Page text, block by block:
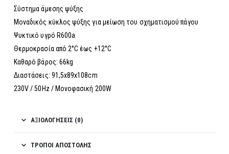
Σύστημα άμεσης ψύξης
Μοναδικός κύκλος ψύξης για μείωση του σχηματισμού πάγου
Ψυκτικό υγρό R600a
Θερμοκρασία από 2°C έως +12°C
Καθαρό βάρος: 66kg
Διαστάσεις: 91,5x89x108cm
230V / 50Hz / Μονοφασική 200W
ΑΞΙΟΛΟΓΉΣΕΙΣ (0)
ΤΡΌΠΟΙ ΑΠΟΣΤΟΛΉΣ